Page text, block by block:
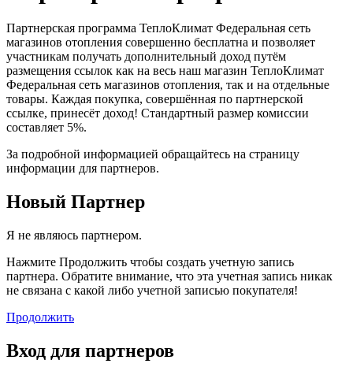
Партнерская программа ТеплоКлимат Федеральная сеть
магазинов отопления совершенно бесплатна и позволяет
участникам получать дополнительный доход путём
размещения ссылок как на весь наш магазин ТеплоКлимат
Федеральная сеть магазинов отопления, так и на отдельные
товары. Каждая покупка, совершённая по партнерской
ссылке, принесёт доход! Стандартный размер комиссии
составляет 5%.
За подробной информацией обращайтесь на страницу
информации для партнеров.
Новый Партнер
Я не являюсь партнером.
Нажмите Продолжить чтобы создать учетную запись
партнера. Обратите внимание, что эта учетная запись никак
не связана с какой либо учетной записью покупателя!
Продолжить
Вход для партнеров